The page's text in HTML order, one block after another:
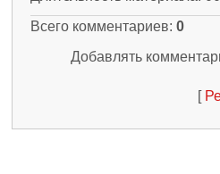
Всего комментариев: 0
Добавлять
[